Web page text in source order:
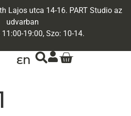
Lajos utca 14-16. PART Studio az
udvarban
19:00, Szo: 10-14.
EN